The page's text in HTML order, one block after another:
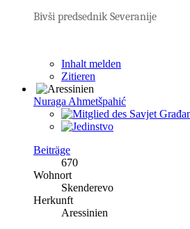
Bivši predsednik Severanije
Inhalt melden
Zitieren
Nuraga Ahmetšpahić
Beiträge
670
Wohnort
Skenderevo
Herkunft
Aressinien